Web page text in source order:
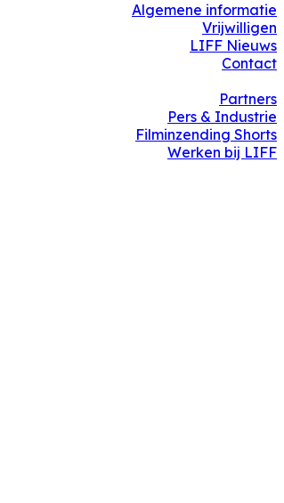
Algemene informatie
Vrijwilligen
LIFF Nieuws
Contact
Partners
Pers & Industrie
Filminzending Shorts
Werken bij LIFF